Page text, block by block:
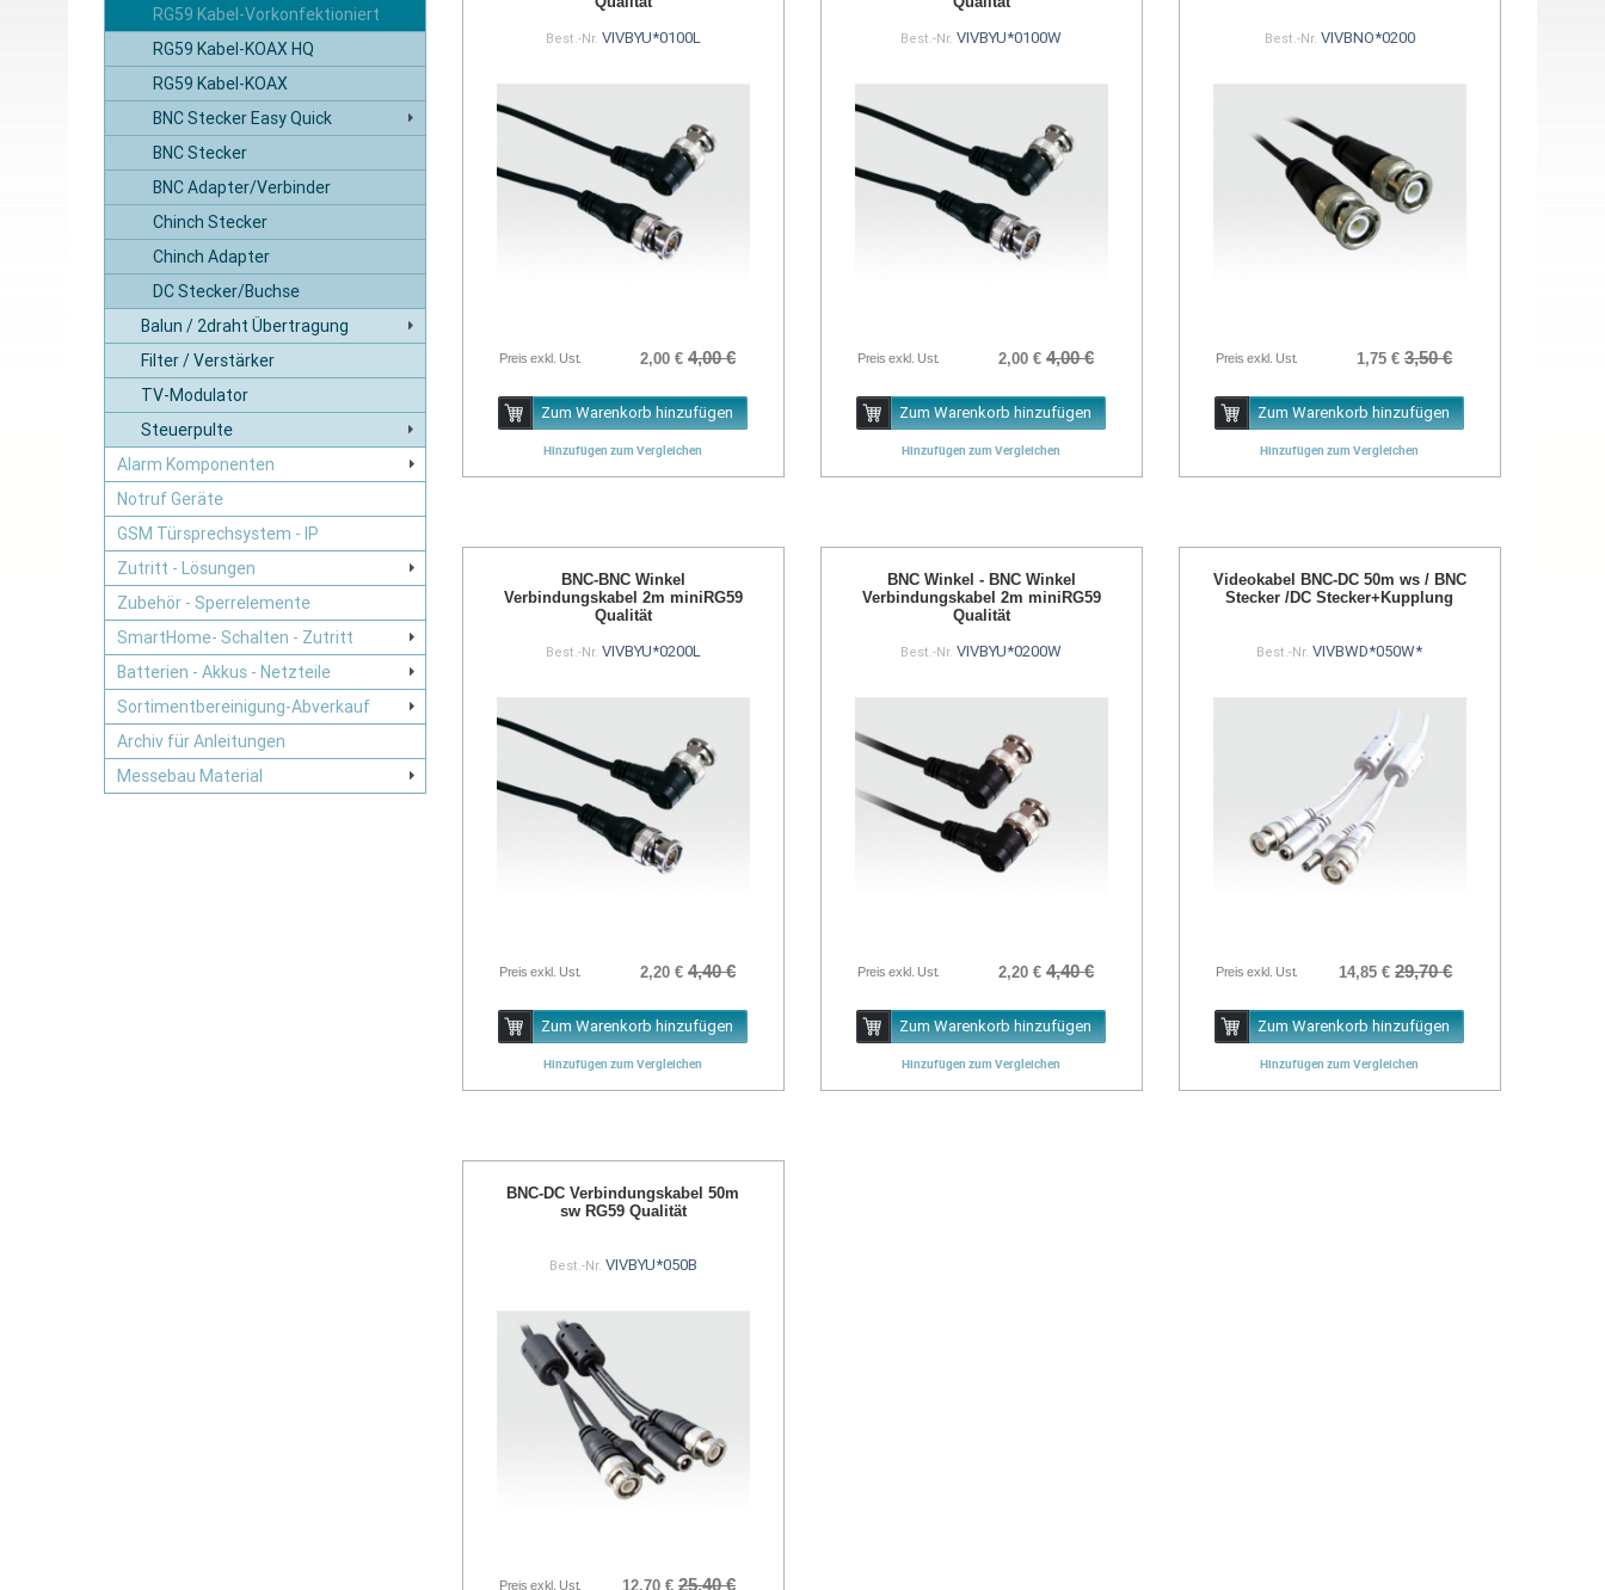
Best.-Nr. VIVBYU*0100L
Preis exkl. Ust. 2,00 € 4,00 €
Zum Warenkorb hinzufügen
Hinzufügen zum Vergleichen
Best.-Nr.VIVBYU*0100W
Preis exkl. Ust. 2,00 € 4,00 €
Zum Warenkorb hinzufügen
Hinzufügen zum Vergleichen
Best.-Nr. VIVBNO*0200
Preis exkl. Ust. 1,75 € 3,50 €
Zum Warenkorb hinzufügen
Hinzufügen zum Vergleichen
BNC-BNC Winkel
Verbindungskabel 2m miniRG59
Qualität
Best.-Nr. VIVBYU*0200L
Preis exkl. Ust. 2,20 € 4,40 €
Zum Warenkorb hinzufügen
Hinzufügen zum Vergleichen
BNC Winkel - BNC Winkel
Verbindungskabel 2m miniRG59
Qualität
Best.-Nr.VIVBYU*0200W
Preis exkl. Ust. 2,20 € 4,40 €
Zum Warenkorb hinzufügen
Hinzufügen zum Vergleichen
Videokabel BNC-DC 50m ws / BNC
Stecker /DC Stecker+Kupplung
Best.-Nr.VIVBWD*050W*
Preis exkl. Ust. 14,85 € 29,70 €
Zum Warenkorb hinzufügen
Hinzufügen zum Vergleichen
BNC-DC Verbindungskabel 50m
sw RG59 Qualität
Best.-Nr. VIVBYU*050B
Preis exkl. Ust. 12,70 € 25,40 €
RG59 Kabel-Vorkonfektioniert
RG59 Kabel-KOAX HQ
RG59 Kabel-KOAX
BNC Stecker Easy Quick
BNC Stecker
BNC Adapter/Verbinder
Chinch Stecker
Chinch Adapter
DC Stecker/Buchse
Balun / 2draht Übertragung
Filter / Verstärker
TV-Modulator
Steuerpulte
Alarm Komponenten
Notruf Geräte
GSM Türsprechsystem - IP
Zutritt - Lösungen
Zubehör - Sperrelemente
SmartHome- Schalten - Zutritt
Batterien - Akkus - Netzteile
Sortimentbereinigung-Abverkauf
Archiv für Anleitungen
Messebau Material